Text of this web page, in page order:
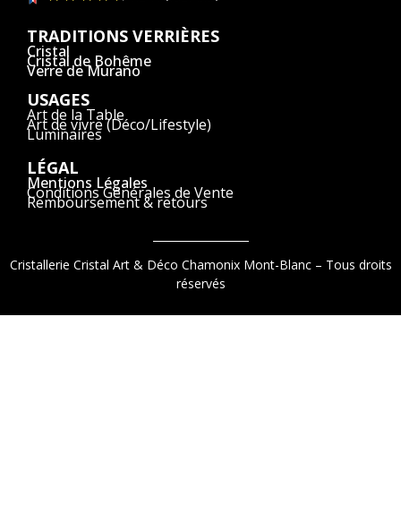
TRADITIONS VERRIÈRES
Cristal
Cristal de Bohême
Verre de Murano
USAGES
Art de la Table
Art de vivre (Déco/Lifestyle)
Luminaires
LÉGAL
Mentions Légales
Conditions Générales de Vente
Remboursement & retours
Cristallerie Cristal Art & Déco Chamonix Mont-Blanc – Tous droits
réservés